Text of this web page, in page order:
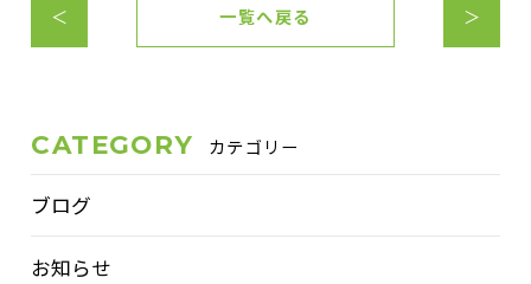
＜ 一覧へ戻る ＞
CATEGORY カテゴリー
ブログ
お知らせ